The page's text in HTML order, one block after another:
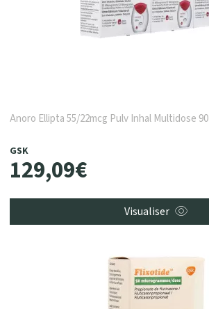
Anoro Ellipta 55/22mcg Pulv Inhal Multidose 90
GSK
129,09€
Visualiser